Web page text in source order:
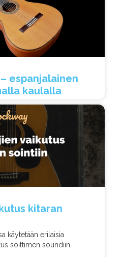
espanjalainen
kaulalla
kitaran
käytetään erilaisia
soittimen soundiin.